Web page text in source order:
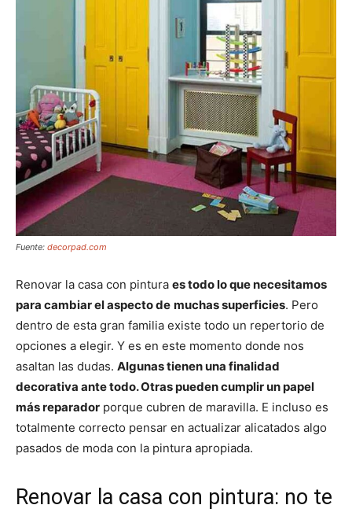
Fuente: decorpad.com
Renovar la casa con pintura es todo lo que necesitamos
para cambiar el aspecto de muchas superficies. Pero
dentro de esta gran familia existe todo un repertorio de
opciones a elegir. Y es en este momento donde nos
asaltan las dudas. Algunas tienen una finalidad
decorativa ante todo. Otras pueden cumplir un papel
más reparador porque cubren de maravilla. E incluso es
totalmente correcto pensar en actualizar alicatados algo
pasados de moda con la pintura apropiada.
Renovar la casa con pintura: no te